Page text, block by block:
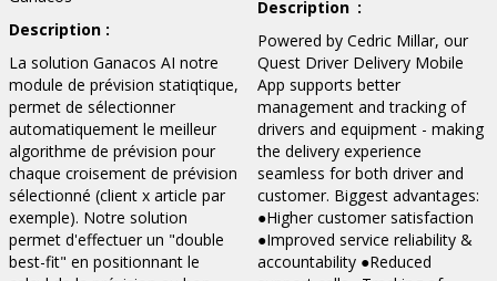
Description :
La solution Ganacos AI notre
module de prévision statiqtique,
permet de sélectionner
automatiquement le meilleur
algorithme de prévision pour
chaque croisement de prévision
sélectionné (client x article par
exemple). Notre solution
permet d'effectuer un "double
best-fit" en positionnant le
Description :
Powered by Cedric Millar, our
Quest Driver Delivery Mobile
App supports better
management and tracking of
drivers and equipment - making
the delivery experience
seamless for both driver and
customer. Biggest advantages:
●Higher customer satisfaction
●Improved service reliability &
accountability ●Reduced